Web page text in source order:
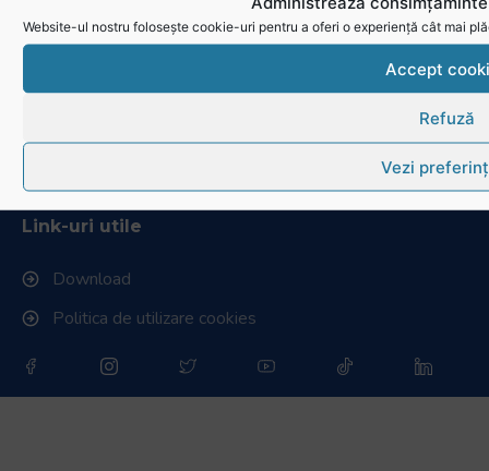
Website-ul nostru folosește cookie-uri pentru a oferi o experiență cât mai
Accept
Refuză
Vezi
Istoric rugby în România
Stadionul național de rugby
Link-uri utile
Download
Politica de utilizare cookies